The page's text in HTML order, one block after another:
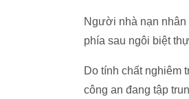
Người nhà nạn
phía sau ngôi biệt
Do tính chất nghiêm
công an đang tập